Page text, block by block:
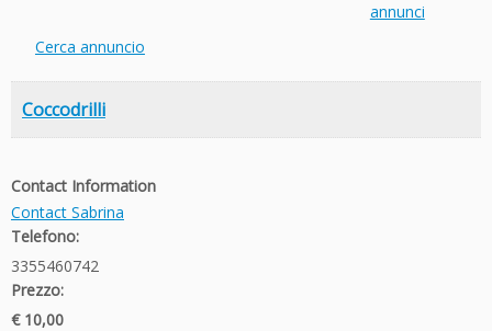
annunci
Cerca annuncio
Coccodrilli
Contact Information
Contact Sabrina
Telefono:
3355460742
Prezzo:
€ 10,00